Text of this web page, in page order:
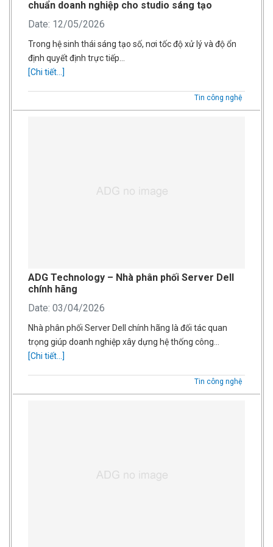
chuẩn doanh nghiệp cho studio sáng tạo
Date: 12/05/2026
Trong hệ sinh thái sáng tạo số, nơi tốc độ xử lý và độ ổn
định quyết định trực tiếp…
[Chi tiết...]
Tin công nghệ
ADG Technology – Nhà phân phối Server Dell
chính hãng
Date: 03/04/2026
Nhà phân phối Server Dell chính hãng là đối tác quan
trọng giúp doanh nghiệp xây dựng hệ thống công…
[Chi tiết...]
Tin công nghệ